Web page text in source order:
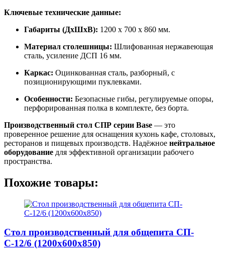
Ключевые технические данные:
Габариты (ДхШхВ): 1200 х 700 х 860 мм.
Материал столешницы: Шлифованная нержавеющая
сталь, усиление ДСП 16 мм.
Каркас: Оцинкованная сталь, разборный, с
позиционирующими пуклевками.
Особенности: Безопасные гибы, регулируемые опоры,
перфорированная полка в комплекте, без борта.
Производственный стол СПР серии Base — это
проверенное решение для оснащения кухонь кафе, столовых,
ресторанов и пищевых производств. Надёжное нейтральное
оборудование для эффективной организации рабочего
пространства.
Похожие товары:
Стол производственный для общепита СП-
С-12/6 (1200х600х850)